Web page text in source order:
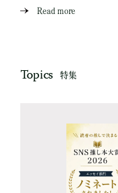
Read more
Topics 特集